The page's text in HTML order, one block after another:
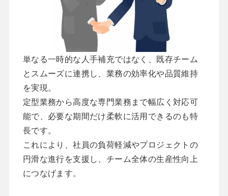
単なる一時的な人手補充ではなく、既存チーム
とスムーズに連携し、業務の効率化や品質維持
を実現。
定型業務から高度な専門業務まで幅広く対応可
能で、必要な期間だけ柔軟に活用できるのも特
長です。
これにより、社員の負荷軽減やプロジェクトの
円滑な進行を支援し、チーム全体の生産性向上
につなげます。